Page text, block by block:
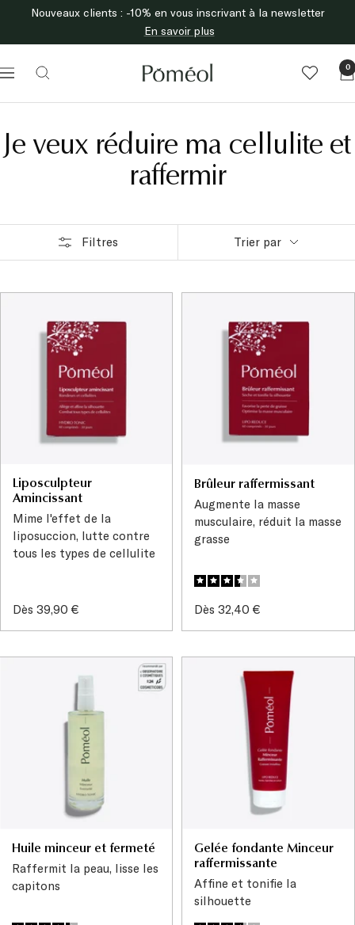
Passer
contenu
Nouveaux clients : -10% en vous inscrivant à la newsletter
En savoir plus
Navigation
Poméol 0
Je veux réduire ma cellulite et
raffermir
Filtres Trier par
Liposculpteur
Amincissant
Mime l'effet de la
liposuccion, lutte contre
tous les types de cellulite
Prix
Dès 39,90 €
Brûleur raffermissant
Augmente la masse
musculaire, réduit la masse
grasse
Prix
Dès 32,40 €
Huile minceur et fermeté
Raffermit la peau, lisse les
capitons
Gelée fondante Minceur
raffermissante
Affine et tonifie la
silhouette